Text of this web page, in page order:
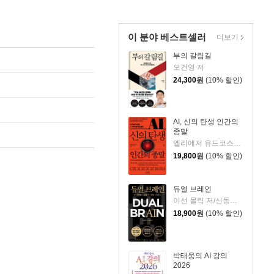
이 분야 베스트셀러
부의 갈림길
오건영 저
24,300원 (10% 할인)
AI, 신의 탄생 인간의
종말
엘리에저 유드코스키,네이트 소아레스 공저/고영훈 역
19,800원 (10% 할인)
듀얼 브레인
이선 몰릭 저/신동숙 역
18,900원 (10% 할인)
박태웅의 AI 강의
2026
더보기